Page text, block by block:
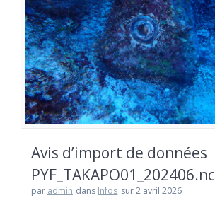
Avis d’import de données
PYF_TAKAPO01_202406.nc
par admin dans Infos sur 2 avril 2026